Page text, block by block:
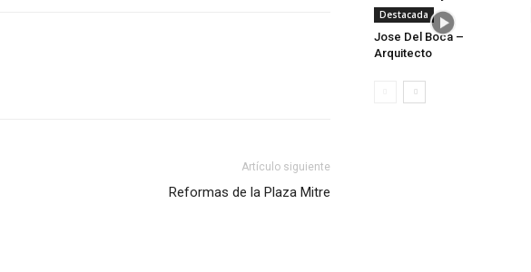
Artículo siguiente
Reformas de la Plaza Mitre
Destacada
Jose Del Boca –
Arquitecto